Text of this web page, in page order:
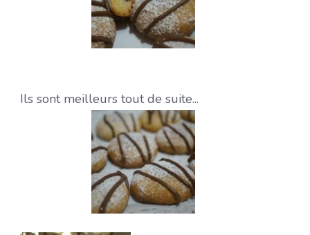
Ils sont meilleurs tout de suite...